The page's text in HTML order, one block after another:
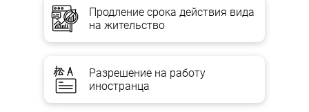
Продление срока действия вида
на жительство
Разрешение на работу
иностранца